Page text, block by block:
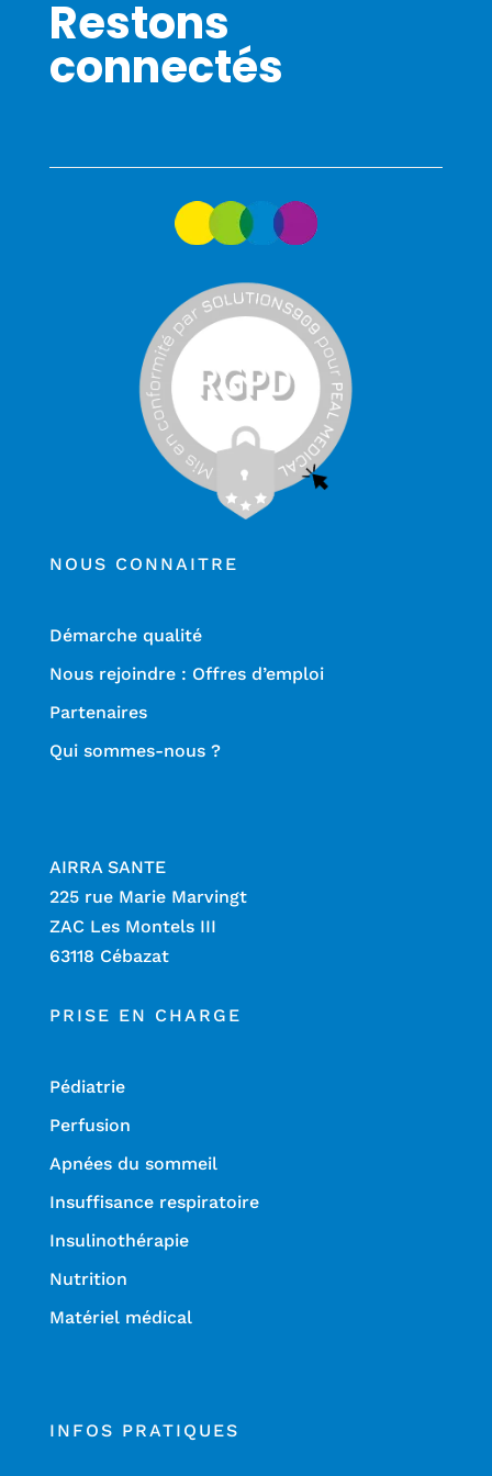
Restons
connectés
NOUS CONNAITRE
Démarche qualité
Nous rejoindre : Offres d’emploi
Partenaires
Qui sommes-nous ?
AIRRA SANTE
225 rue Marie Marvingt
ZAC Les Montels III
63118 Cébazat
PRISE EN CHARGE
Pédiatrie
Perfusion
Apnées du sommeil
Insuffisance respiratoire
Insulinothérapie
Nutrition
Matériel médical
INFOS PRATIQUES